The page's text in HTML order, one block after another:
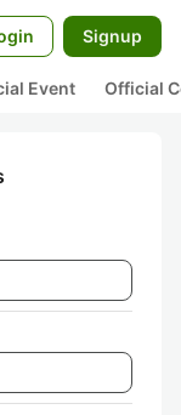
Signup
Event Official